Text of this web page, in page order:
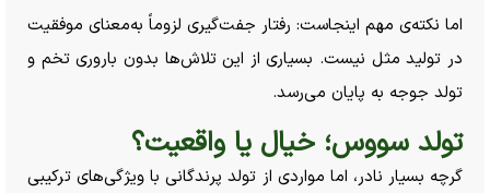
اما نکته‌ی مهم اینجاست: رفتار جفت‌گیری لزوماً به‌معنای موفقیت
در تولید مثل نیست. بسیاری از این تلاش‌ها بدون باروری تخم و
تولد جوجه به پایان می‌رسد.
تولد سووس؛ خیال یا واقعیت؟
گرچه بسیار نادر، اما مواردی از تولد پرندگانی با ویژگی‌های ترکیبی